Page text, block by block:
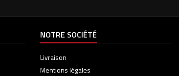
NOTRE SOCIÉTÉ
Livraison
Mentions légales